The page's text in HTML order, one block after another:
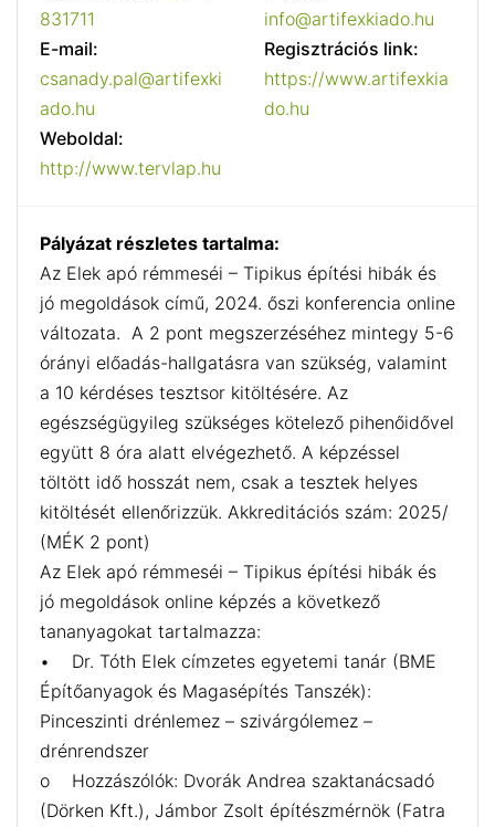
831711
E-mail:
csanady.pal@artifexki
ado.hu
Weboldal:
http://www.tervlap.hu
info@artifexkiado.hu
Regisztrációs link:
https://www.artifexkia
do.hu
Pályázat részletes tartalma:
Az Elek apó rémmeséi – Tipikus építési hibák és
jó megoldások című, 2024. őszi konferencia online
változata. A 2 pont megszerzéséhez mintegy 5-6
órányi előadás-hallgatásra van szükség, valamint
a 10 kérdéses tesztsor kitöltésére. Az
egészségügyileg szükséges kötelező pihenőidővel
együtt 8 óra alatt elvégezhető. A képzéssel
töltött idő hosszát nem, csak a tesztek helyes
kitöltését ellenőrizzük. Akkreditációs szám: 2025/
(MÉK 2 pont)
Az Elek apó rémmeséi – Tipikus építési hibák és
jó megoldások online képzés a következő
tananyagokat tartalmazza:
• Dr. Tóth Elek címzetes egyetemi tanár (BME
Építőanyagok és Magasépítés Tanszék):
Pinceszinti drénlemez – szivárgólemez –
drénrendszer
o Hozzászólók: Dvorák Andrea szaktanácsadó
(Dörken Kft.), Jámbor Zsolt építészmérnök (Fatra